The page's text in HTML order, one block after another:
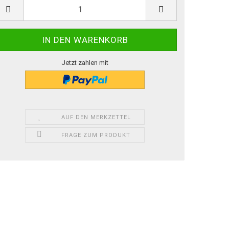
Jetzt zahlen mit
AUF DEN MERKZETTEL
FRAGE ZUM PRODUKT